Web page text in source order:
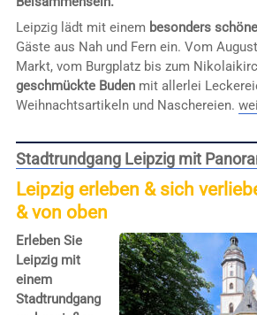
Leipzig lädt mit einem besonders
Gäste aus Nah und Fern ein. Vom
Markt, vom Burgplatz bis zum
geschmückte Budenmit allerlei
Weihnachtsartikeln und Naschereien.
Stadtrundgang Leipzig mit
Leipzig erleben & sich
& von oben
Erleben Sie
Leipzig mit
einem
Stadtrundgang